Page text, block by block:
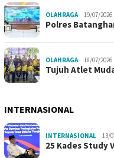
OLAHRAGA 19/07/2026
Polres
OLAHRAGA 18/07/2026
Tujuh Atlet
INTERNASIONAL
INTERNASIONAL 13/
25 Kades Study